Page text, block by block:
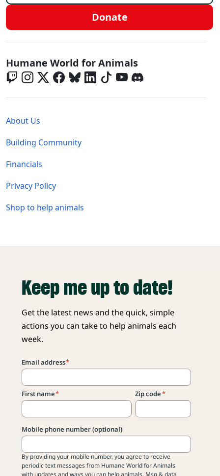
Donate
Global - Social Menu
Humane World for Animals
About Us
Building Community
Financials
Privacy Policy
Shop to help animals